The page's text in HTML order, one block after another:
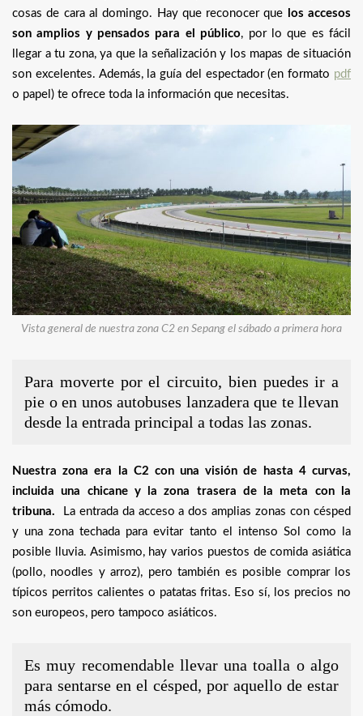
cosas de cara al domingo. Hay que reconocer que
los accesos
son amplios y pensados para el público, por lo que es fácil
llegar a tu zona, ya que la señalización y los mapas de situación
son excelentes. Además, la guía del espectador (en formato pdf
o papel) te ofrece toda la información que necesitas.
Vista general de nuestra zona C2 en Sepang el sábado a primera hora
Para moverte por el circuito, bien puedes ir a
pie o en unos autobuses lanzadera que te llevan
desde la entrada principal a todas las zonas.
Nuestra zona era la C2 con una visión de hasta 4 curvas,
incluida una chicane y la zona trasera de la meta con la
tribuna. La entrada da acceso a dos amplias zonas con césped
y una zona techada para evitar tanto el intenso Sol como la
posible lluvia. Asimismo, hay varios puestos de comida asiática
(pollo, noodles y arroz), pero también es posible comprar los
típicos perritos calientes o patatas fritas. Eso sí, los precios no
son europeos, pero tampoco asiáticos.
Es muy recomendable llevar una toalla o algo
para sentarse en el césped, por aquello de estar
más cómodo.